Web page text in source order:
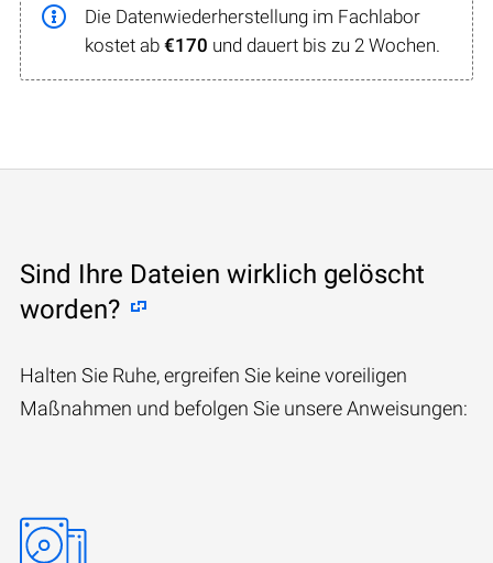
Die Datenwiederherstellung im Fachlabor
kostet ab €170 und dauert bis zu 2 Wochen.
Sind Ihre Dateien wirklich gelöscht
worden?
Halten Sie Ruhe, ergreifen Sie keine voreiligen
Maßnahmen und befolgen Sie unsere Anweisungen: